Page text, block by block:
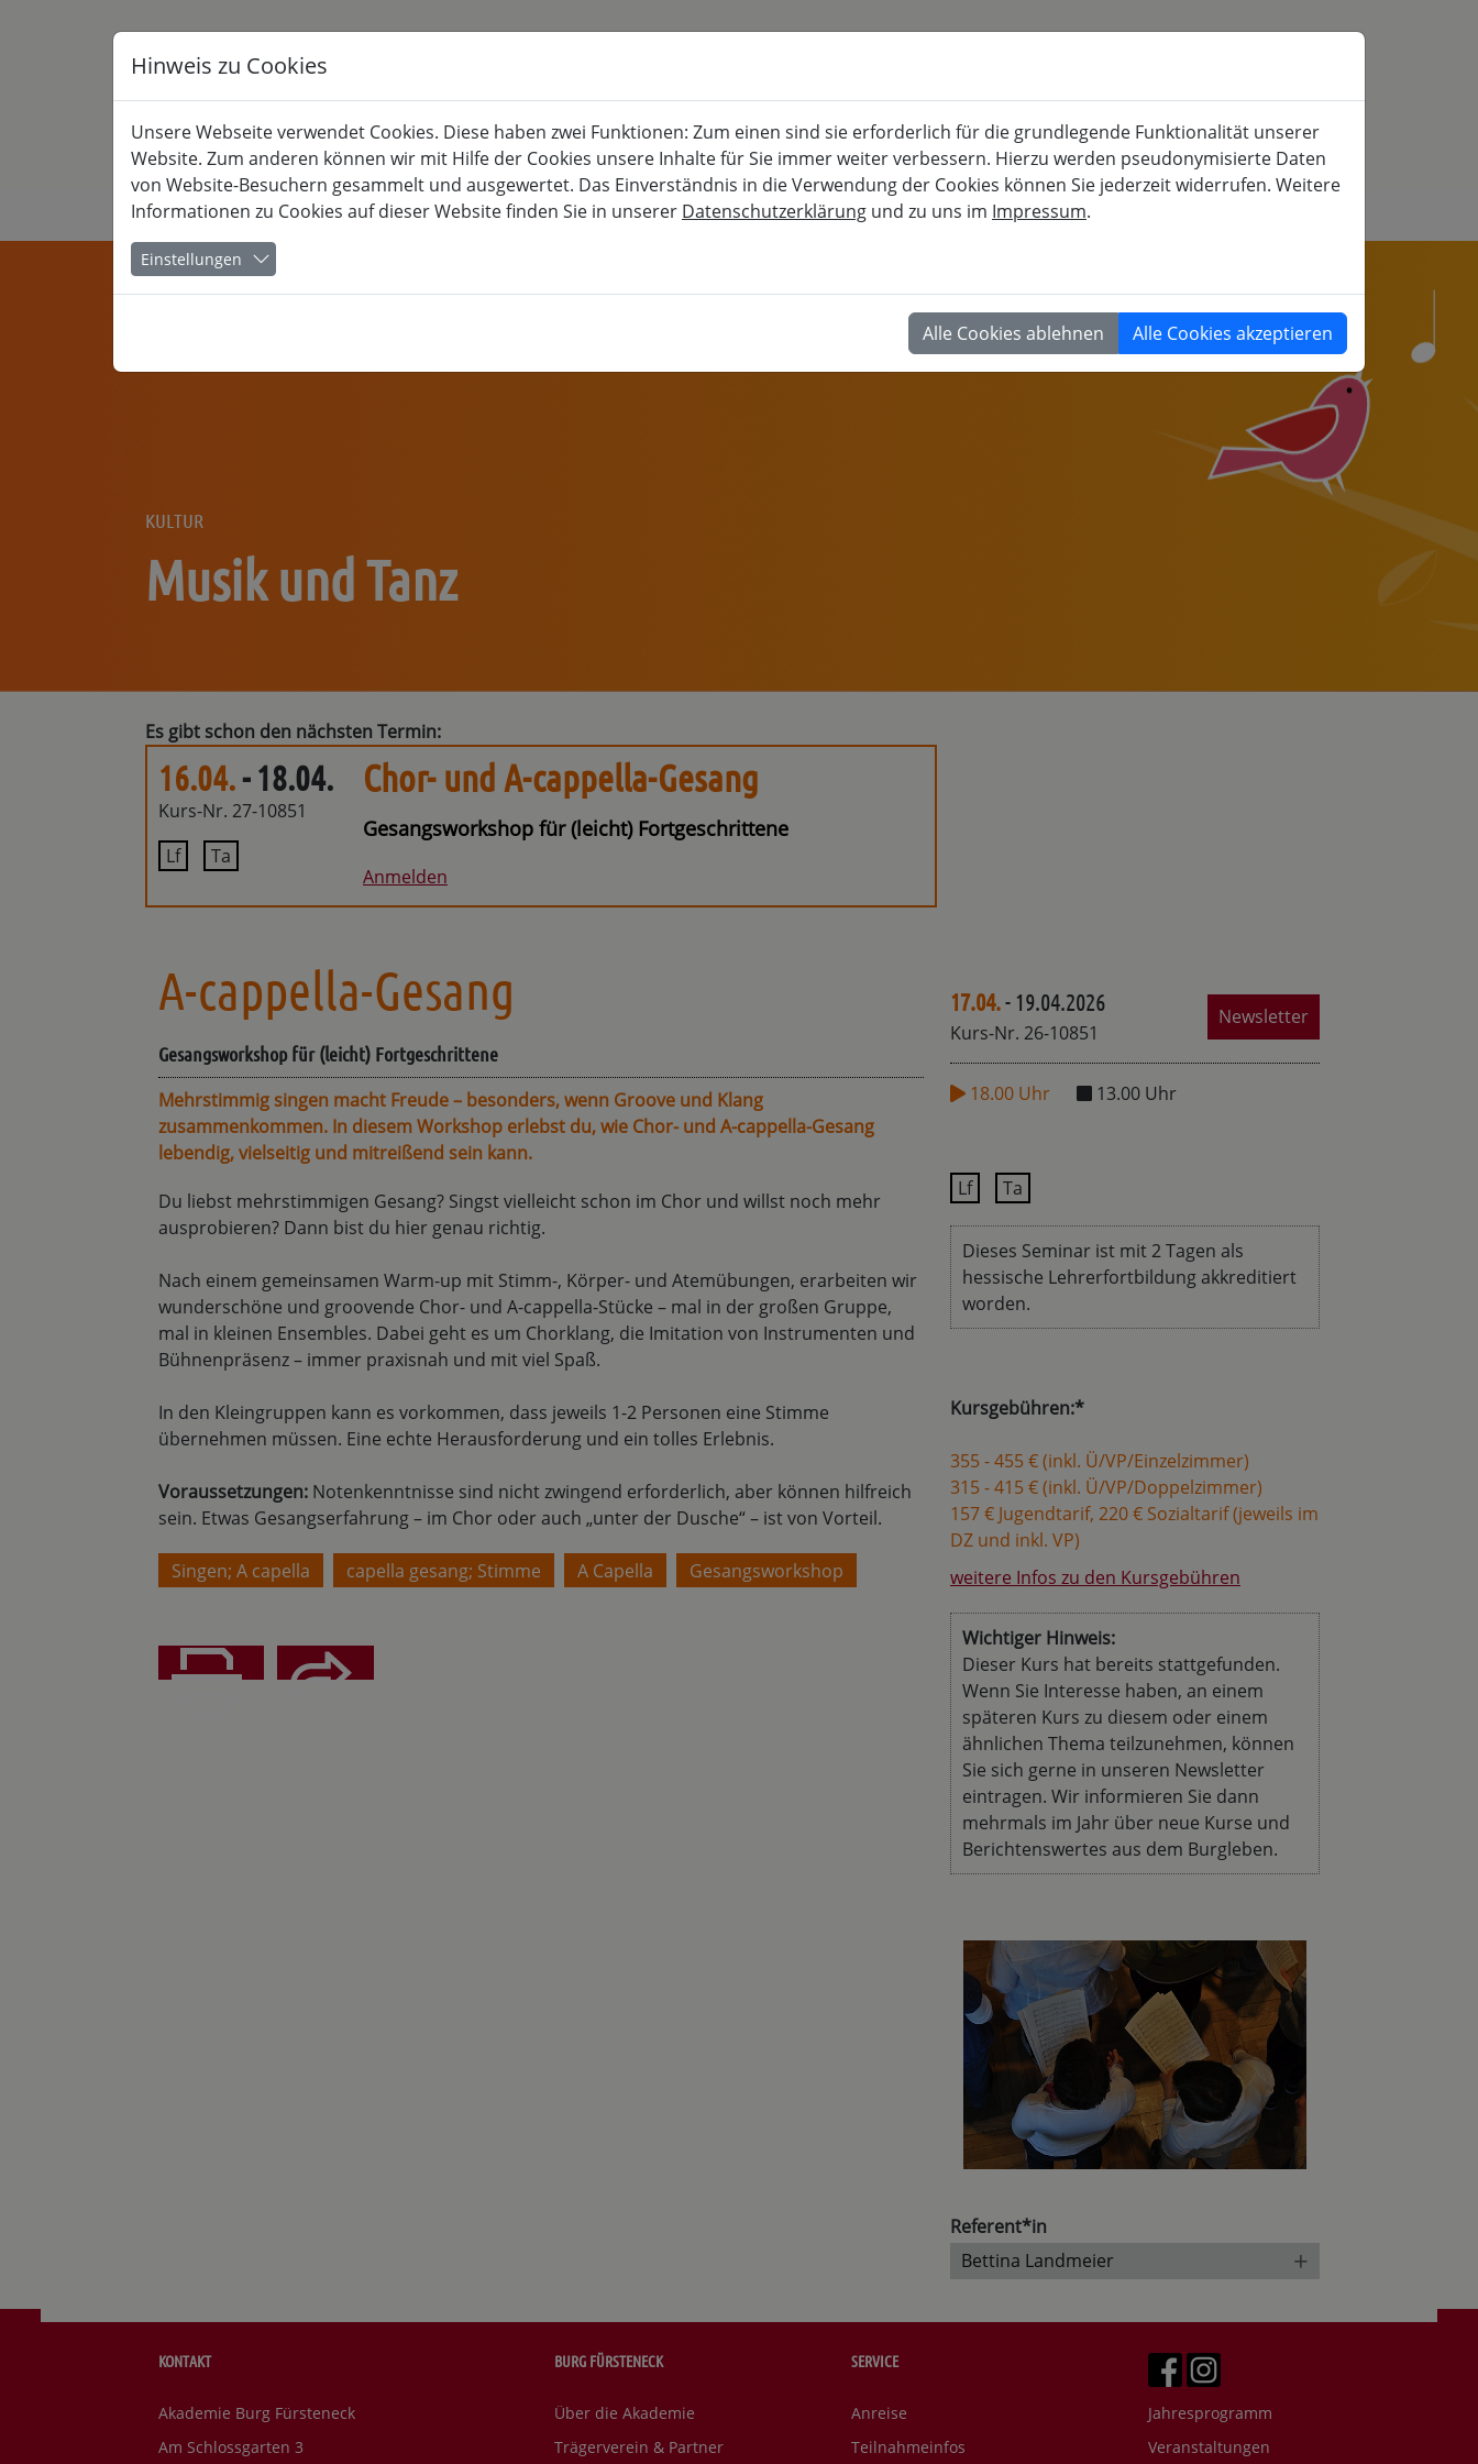
Akademie für musisch-kulturelle, berufliche und gesellschaftspolitische Weiterbildung
KULTUR BERUF GESELLSCHAFT
KULTUR
Musik und Tanz
Es gibt schon den nächsten Termin:
16.04.- 18.04.
Kurs-Nr. 27-10851
Lf
Ta
Chor- und A-cappella-Gesang
Gesangsworkshop für (leicht) Fortgeschrittene
Anmelden
A-cappella-Gesang
Gesangsworkshop für (leicht) Fortgeschrittene
Mehrstimmig singen macht Freude – besonders, wenn Groove und Klang
zusammenkommen. In diesem Workshop erlebst du, wie Chor- und A-cappella-Gesang
lebendig, vielseitig und mitreißend sein kann.
Du liebst mehrstimmigen Gesang? Singst vielleicht schon im Chor und willst noch mehr
ausprobieren? Dann bist du hier genau richtig.
Nach einem gemeinsamen Warm-up mit Stimm-, Körper- und Atemübungen, erarbeiten wir
wunderschöne und groovende Chor- und A-cappella-Stücke – mal in der großen Gruppe,
mal in kleinen Ensembles. Dabei geht es um Chorklang, die Imitation von Instrumenten und
Bühnenpräsenz – immer praxisnah und mit viel Spaß.
In den Kleingruppen kann es vorkommen, dass jeweils 1-2 Personen eine Stimme
übernehmen müssen. Eine echte Herausforderung und ein tolles Erlebnis.
Voraussetzungen: Notenkenntnisse sind nicht zwingend erforderlich, aber können hilfreich
sein. Etwas Gesangserfahrung – im Chor oder auch „unter der Dusche“ – ist von Vorteil.
Singen; A capella capella gesang; Stimme A Capella Gesangsworkshop
17.04.- 19.04.2026
Kurs-Nr. 26-10851
Newsletter
18.00 Uhr 13.00 Uhr
Lf Ta
Dieses Seminar ist mit 2 Tagen als
hessische Lehrerfortbildung akkreditiert
worden.
Kursgebühren:*
355 - 455 € (inkl. Ü/VP/Einzelzimmer)
315 - 415 € (inkl. Ü/VP/Doppelzimmer)
157 € Jugendtarif, 220 € Sozialtarif (jeweils im
DZ und inkl. VP)
weitere Infos zu den Kursgebühren
Wichtiger Hinweis:
Dieser Kurs hat bereits stattgefunden.
Wenn Sie Interesse haben, an einem
späteren Kurs zu diesem oder einem
ähnlichen Thema teilzunehmen, können
Sie sich gerne in unseren Newsletter
eintragen. Wir informieren Sie dann
mehrmals im Jahr über neue Kurse und
Berichtenswertes aus dem Burgleben.
Referent*in
Bettina Landmeier
+
BURG FÜRSTENECK
Über die Akademie
Trägerverein & Partner
SERVICE
Anreise
Teilnahmeinfos
Jahresprogramm
Veranstaltungen
KONTAKT
Akademie Burg Fürsteneck
Am Schlossgarten 3
Hinweis zu Cookies
Unsere Webseite verwendet Cookies. Diese haben zwei Funktionen: Zum einen sind sie erforderlich für die grundlegende Funktionalität unserer
Website. Zum anderen können wir mit Hilfe der Cookies unsere Inhalte für Sie immer weiter verbessern. Hierzu werden pseudonymisierte Daten
von Website-Besuchern gesammelt und ausgewertet. Das Einverständnis in die Verwendung der Cookies können Sie jederzeit widerrufen. Weitere
Informationen zu Cookies auf dieser Website finden Sie in unserer Datenschutzerklärung und zu uns im Impressum.
Einstellungen
Alle Cookies ablehnen Alle Cookies akzeptieren